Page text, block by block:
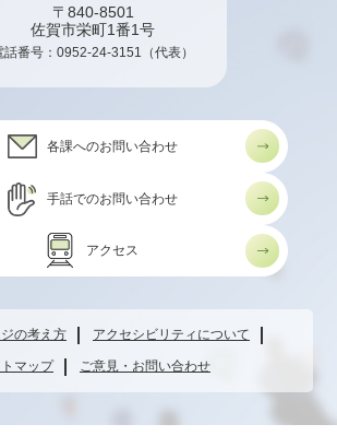
〒840-8501
佐賀市栄町1番1号
話番号： 0952-24-3151 （代表）
各課へのお問い合わせ
手話でのお問い合わせ
アクセス
の考え方 アクセシビリティについて
マップ ご意見・お問い合わせ